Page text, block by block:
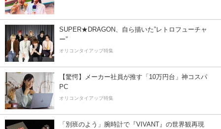
SUPER★DRAGON、自ら描いた”レトロフューチャ
ー”
オリコンタイアップ特集
【驚愕】メーカー社員が推す「10万円台」神コスパ
PC
オリコンタイアップ特集
「別班のよう」腕時計で『VIVANT』の世界観再現